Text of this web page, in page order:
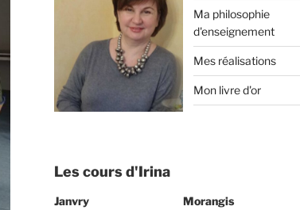
Ma philosophie
d'enseignement
Mes réalisations
Mon livre d'or
Les cours d'Irina
Janvry
Morangis